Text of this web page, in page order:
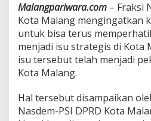
T
a
k
I
n
g
K
e
p
Malangpariwara.com – Fraksi
Kota Malang mengingatkan
untuk bisa terus
menjadi isu strategis di Kota
isu tersebut telah menjadi
Kota Malang.
Hal tersebut disampaikan
Nasdem-PSI DPRD Kota